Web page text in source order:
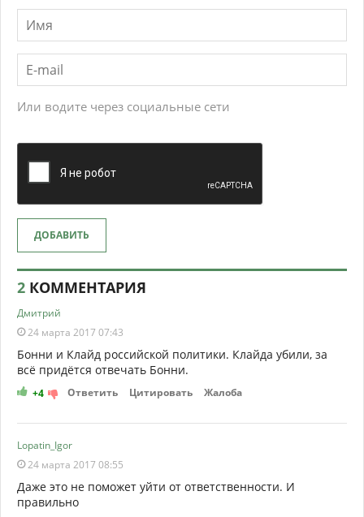
Или водите через социальные сети
ДОБАВИТЬ
2 КОММЕНТАРИЯ
Дмитрий
24 марта 2017 07:43
Бонни и Клайд российской политики. Клайда убили, за
всё придётся отвечать Бонни.
+4 Ответить Цитировать Жалоба
Lopatin_Igor
24 марта 2017 08:55
Даже это не поможет уйти от ответственности. И
правильно